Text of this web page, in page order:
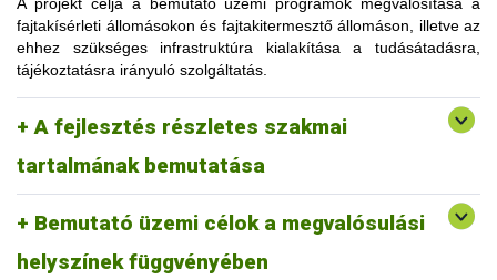
A projekt céljaa bemutató üzemi programok megvalósítása a
fajtakísérleti állomásokon és fajtakitermesztő állomáson, illetve az
ehhez szükséges infrastruktúra kialakítása a tudásátadásra,
tájékoztatásra irányuló szolgáltatás.
A fejlesztés részletes szakmai
tartalmának bemutatása
ismerhetnek meg, amelyek alkalmazása révén
optimalizálhatják a termelést, csökkenthetik a szennyezőanyag
kibocsátást, valamint eredményesen alkalmazkodhatnak a
állomáson (Tordas, Pölöske, Székkutas, Monorierdő)
valósulna meg bemutató üzemi program.
Bemutató üzemi célok a megvalósulási
helyszínek függvényében
Tordas
kertészeti (zöldség, gyümölcs) fajok, szántóföldi
és üvegházi termesztési körülmények, ökológiai
gazdálkodásra alkalmas fajták vizsgálata
Pölöske
kertészeti (gyümölcs) fajok
Székkutas
szántóföldi fajok vizsgálata
Monorierdő erdészeti fajok vizsgálata, fajtakitermesztés